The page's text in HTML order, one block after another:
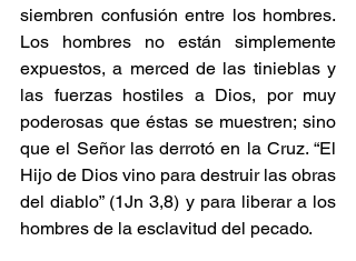
siembren confusión entre los hombres.
Los hombres no están simplemente
expuestos, a merced de las tinieblas y
las fuerzas hostiles a Dios, por muy
poderosas que éstas se muestren; sino
que el Señor las derrotó en la Cruz. “El
Hijo de Dios vino para destruir las obras
del diablo” (1Jn 3,8) y para liberar a los
hombres de la esclavitud del pecado.